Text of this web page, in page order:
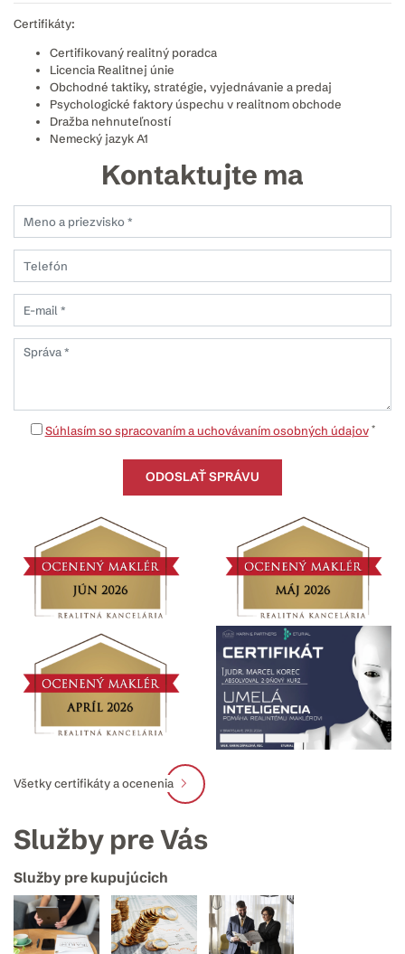
Certifikáty:
Certifikovaný realitný poradca
Licencia Realitnej únie
Obchodné taktiky, stratégie, vyjednávanie a predaj
Psychologické faktory úspechu v realitnom obchode
Dražba nehnuteľností
Nemecký jazyk A1
Kontaktujte ma
Súhlasím so spracovaním a uchovávaním osobných údajov *
Všetky certifikáty a ocenenia
Služby pre Vás
Služby pre kupujúcich